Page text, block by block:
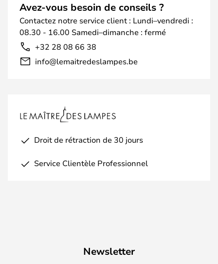
Avez-vous besoin de conseils ?
Contactez notre service client : Lundi–vendredi :
08.30 - 16.00 Samedi–dimanche : fermé
+32 28 08 66 38
info@lemaitredeslampes.be
Droit de rétraction de 30 jours
Service Clientèle Professionnel
Newsletter